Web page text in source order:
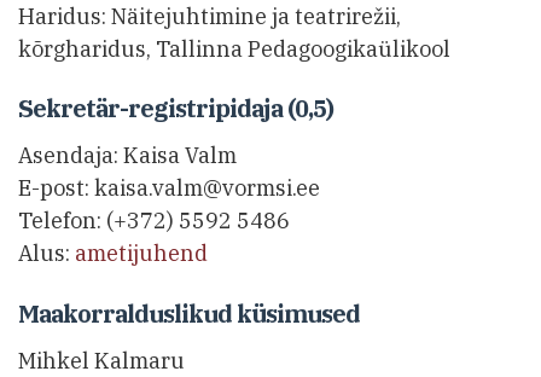
Haridus: Näitejuhtimine ja teatrirežii,
kõrgharidus, Tallinna Pedagoogikaülikool
Sekretär-registripidaja (0,5)
Asendaja: Kaisa Valm
E-post: kaisa.valm@vormsi.ee
Telefon: (+372) 5592 5486
Alus: ametijuhend
Maakorralduslikud küsimused
Mihkel Kalmaru